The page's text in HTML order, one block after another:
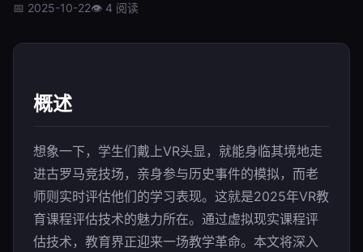
📅 2025-10-22👁 4 阅读
概述
想象一下，学生们戴上VR头显，就能身临其境地走
进古罗马竞技场，亲身参与历史事件的模拟，而老
师则实时评估他们的学习表现。这就是2025年VR教
育课程评估技术的魅力所在。通过虚拟现实课程评
估技术，教育界正迎来一场教学革命。本文将深入